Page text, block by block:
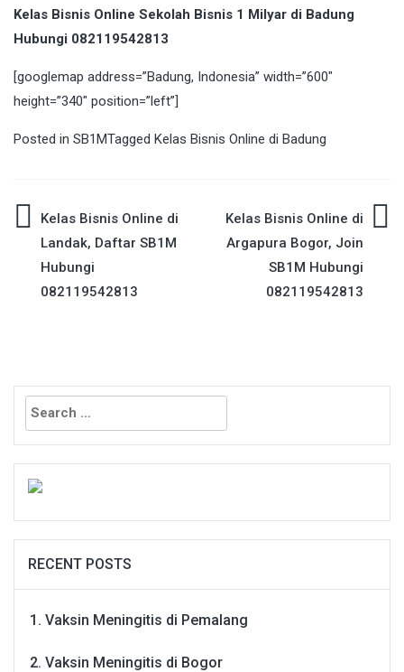
Kelas Bisnis Online Sekolah Bisnis 1 Milyar di Badung
Hubungi 082119542813
[googlemap address=”Badung, Indonesia” width=”600″
height=”340″ position=”left”]
Posted in SB1MTagged Kelas Bisnis Online di Badung
Post
navigation
Kelas Bisnis Online di
Landak, Daftar SB1M
Hubungi
082119542813
Kelas Bisnis Online di
Argapura Bogor, Join
SB1M Hubungi
082119542813
Search
for:
RECENT POSTS
Vaksin Meningitis di Pemalang
Vaksin Meningitis di Bogor